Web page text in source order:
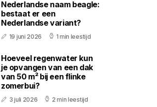
Nederlandse naam beagle:
bestaat er een
Nederlandse variant?
19 juni 2026 1 min leestijd
Hoeveel regenwater kun
je opvangen van een dak
van 50 m² bij een flinke
zomerbui?
3 juli 2026 2 min leestijd